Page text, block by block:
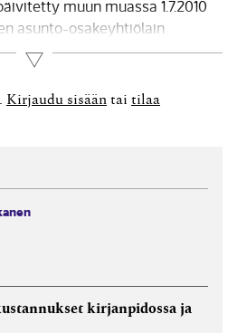
muun muassa 1.7.2010
asunto-osakeyhtiölain
muutoksilla. Tässä
muutoksia
Olennaisimpia
rakenteen muuttuminen
Lue lisää
Kirjaudu sisään tai tilaa
kirjanpidossa ja